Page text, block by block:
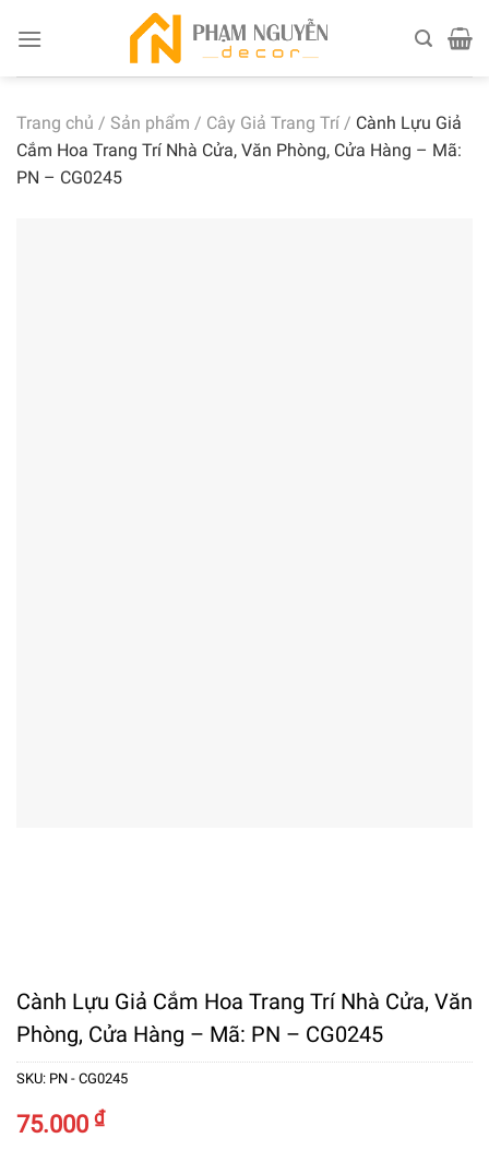
Trang chủ / Sản phẩm / Cây Giả Trang Trí / Cành Lựu Giả
Cắm Hoa Trang Trí Nhà Cửa, Văn Phòng, Cửa Hàng – Mã:
PN – CG0245
Cành Lựu Giả Cắm Hoa Trang Trí Nhà Cửa, Văn
Phòng, Cửa Hàng – Mã: PN – CG0245
SKU: PN - CG0245
75.000 ₫